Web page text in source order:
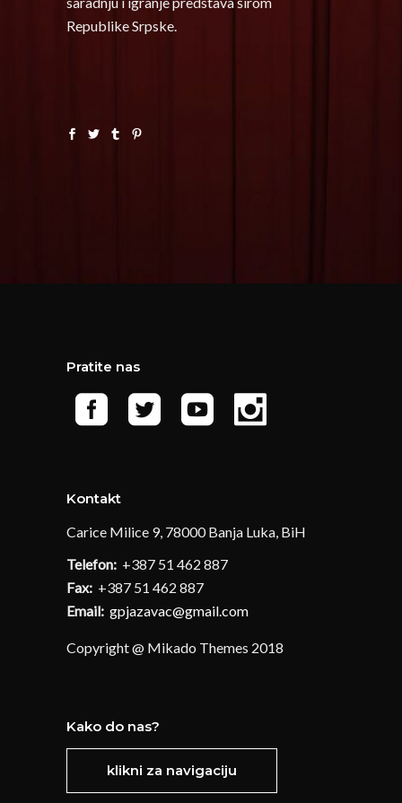
Republike Srpske.
Pratite nas
Kontakt
Carice Milice 9, 78000 Banja Luka, BiH
Telefon: +387 51 462 887
Fax: +387 51 462 887
Email: gpjazavac@gmail.com
Copyright @ Mikado Themes 2018
Kako do nas?
klikni za navigaciju